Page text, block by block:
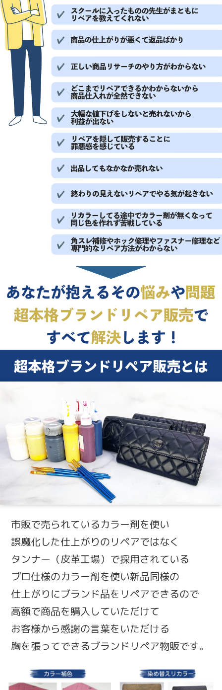
超本格ブランドリペア販売とは
市販で売られているカラー剤を使い
誤魔化した仕上がりのリペアではなく
タンナー（皮革工場）で採用されている
プロ仕様のカラー剤を使い新品同様の
仕上がりにブランド品をリペアできるので
高額で商品を購入していただけて
お客様から感謝の言葉をいただける
胸を張ってできるブランドリペア物販です。